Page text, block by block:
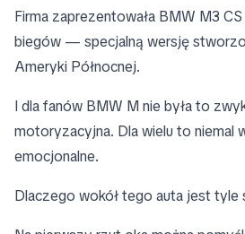
Firma zaprezentowała BMW M3
biegów — specjalną wersję
Ameryki Północnej.
I dla fanów BMW M nie była to
motoryzacyjna. Dla wielu to niemal
emocjonalne.
Dlaczego wokół tego auta jest tyle